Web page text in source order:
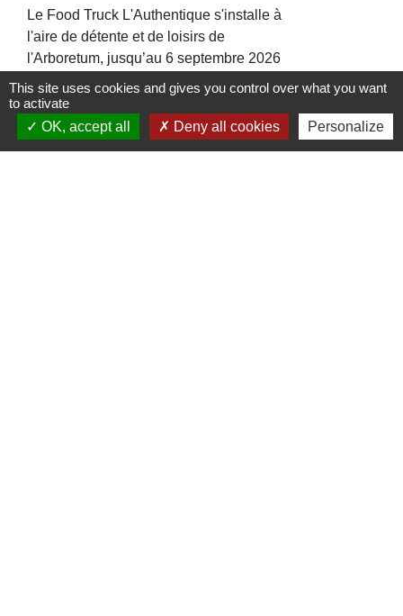
Le Food Truck L'Authentique s'installe à
l'aire de détente et de loisirs de
l'Arboretum, jusqu’au 6 septembre 2026
This site uses cookies and gives you control over what you want
to activate
OK, accept all
Deny all cookies Personalize